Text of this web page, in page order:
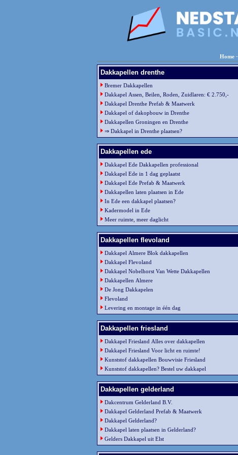
Home -
Dakkapellen drenthe
Bremer Dakkapellen
Dakkapel Assen, Beilen, Roden, Zuidlaren: € 2.750,-
Dakkapel Drenthe Prefab & Maatwerk
Dakkapel of dakopbouw in Drenthe
Dakkapellen Groningen en Drenthe
⇒ Dakkapel in Drenthe plaatsen?
Dakkapellen ede
Dakkapel Ede Dakkapellen professional
Dakkapel Ede in 1 dag geplaatst
Dakkapel Ede Prefab & Maatwerk
Dakkapellen laten plaatsen in Ede
In Ede een dakkapel plaatsen?
Kadermodel in Ede
Meer ruimte, meer daglicht
Dakkapellen flevoland
Dakkapel Almere Blok dakkapellen
Dakkapel Flevoland
Dakkapel Nobelhorst Van Wette Dakkapellen
Dakkapellen Almere
De Jong Dakkapelen
Flevoland
Levering en montage in één dag
Dakkapellen friesland
Dakkapel Friesland Alles over dakkapellen
Dakkapel Friesland Voor licht en ruimte!
Kunststof dakkapellen Bouwvisie Friesland
Kunststof dakkapellen? Bestel uw dakkapel
Dakkapellen gelderland
Dakcentrum Gelderland B.V.
Dakkapel Gelderland Prefab & Maatwerk
Dakkapel Gelderland?
Dakkapel laten plaatsen in Gelderland?
Gelders Dakkapel uit Elst